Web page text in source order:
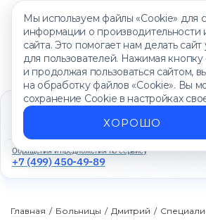
Мы используем файлы «Cookie» для
информации о производительности
сайта. Это помогает нам делать
для пользователей. Нажимая кнопку
и продолжая пользоваться сайтом,
на обработку файлов «Cookie». Вы
сохранение Cookie в настройках
ХОРОШО
Единый контакт-центр
+7 (499) 450-88-89
Ежедневно с 8:00 до 20:00
Обращения и предложения по сервису
+7 (499) 450-49-89
Главная / Больницы / Дмитрий /